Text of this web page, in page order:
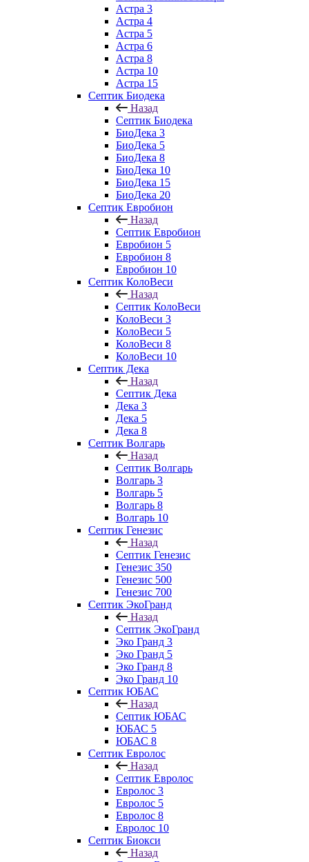
Астра 3
Астра 4
Астра 5
Астра 6
Астра 8
Астра 10
Астра 15
Септик Биодека
Назад
Септик Биодека
БиоДека 3
БиоДека 5
БиоДека 8
БиоДека 10
БиоДека 15
БиоДека 20
Септик Евробион
Назад
Септик Евробион
Евробион 5
Евробион 8
Евробион 10
Септик КолоВеси
Назад
Септик КолоВеси
КолоВеси 3
КолоВеси 5
КолоВеси 8
КолоВеси 10
Септик Дека
Назад
Септик Дека
Дека 3
Дека 5
Дека 8
Септик Волгарь
Назад
Септик Волгарь
Волгарь 3
Волгарь 5
Волгарь 8
Волгарь 10
Септик Генезис
Назад
Септик Генезис
Генезис 350
Генезис 500
Генезис 700
Септик ЭкоГранд
Назад
Септик ЭкоГранд
Эко Гранд 3
Эко Гранд 5
Эко Гранд 8
Эко Гранд 10
Септик ЮБАС
Назад
Септик ЮБАС
ЮБАС 5
ЮБАС 8
Септик Евролос
Назад
Септик Евролос
Евролос 3
Евролос 5
Евролос 8
Евролос 10
Септик Биокси
Назад